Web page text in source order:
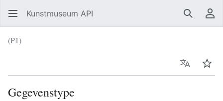
Kunstmuseum API Zoeken
(P1)
Taal
Gegevenstype